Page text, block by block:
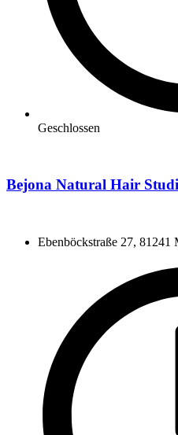
Geschlossen
Bejona Natural Hair
Ebenböckstraße 27, 81241